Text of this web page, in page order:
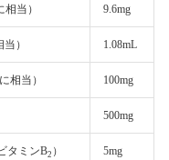
当） 9.6mg
） 1.08mL
相当） 100mg
500mg
タミンB2 ） 5mg